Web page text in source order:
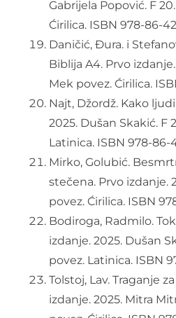
Gabrijela Popović. F
Ćirilica. ISBN 978-86-
Daničić, Đura. i
Biblija A4. Prvo izdanje.
Mek povez. Ćirilica.
Najt, Džordž. Kako
2025. Dušan Skakić. F
Latinica. ISBN 978-86-
Mirko, Golubić.
stečena. Prvo izdanje.
povez. Ćirilica. ISBN
Bodiroga, Radmilo.
izdanje. 2025. Dušan
povez. Latinica. ISBN
Tolstoj, Lav. Traganje
izdanje. 2025. Mitra